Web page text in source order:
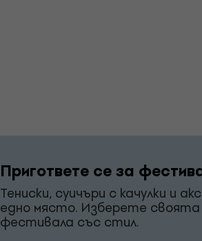
Пригответе се за
Тениски, суичъри с качулки и
едно място. Изберете
фестивала със стил.